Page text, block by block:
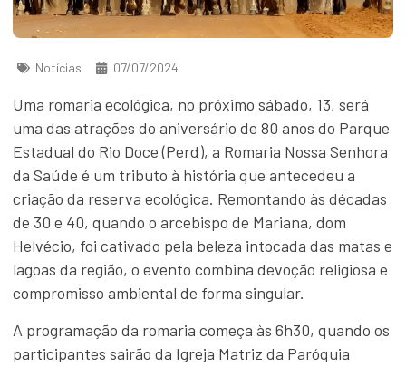
Notícias 07/07/2024
Uma romaria ecológica, no próximo sábado, 13, será
uma das atrações do aniversário de 80 anos do Parque
Estadual do Rio Doce (Perd), a Romaria Nossa Senhora
da Saúde é um tributo à história que antecedeu a
criação da reserva ecológica. Remontando às décadas
de 30 e 40, quando o arcebispo de Mariana, dom
Helvécio, foi cativado pela beleza intocada das matas e
lagoas da região, o evento combina devoção religiosa e
compromisso ambiental de forma singular.
A programação da romaria começa às 6h30, quando os
participantes sairão da Igreja Matriz da Paróquia